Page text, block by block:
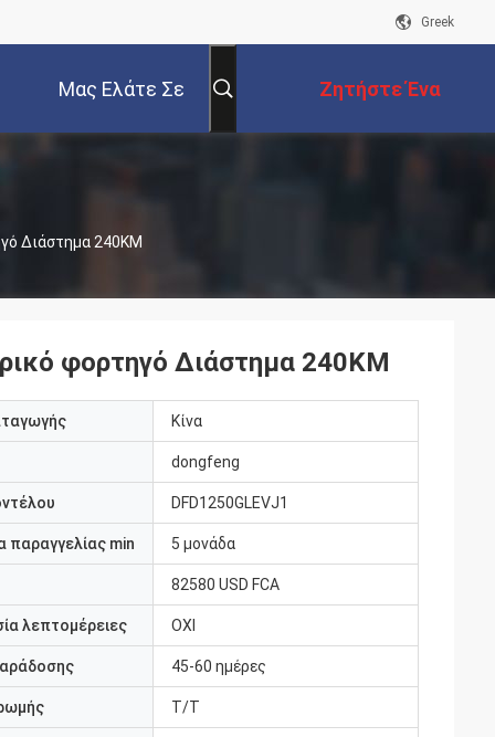
Greek
Μας Ελάτε Σε Ζητήστε Ένα
Απόσπασμα
Διάστημα 240KM
φορτηγό Διάστημα 240KM
Κίνα
dongfeng
DFD1250GLEVJ1
παραγγελίας min 5 μονάδα
82580 USD FCA
λεπτομέρειες ΟΧΙ
45-60 ημέρες
Τ/Τ